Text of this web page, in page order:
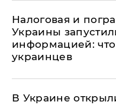
Налоговая и
Украины
информацией:
украинцев
В Украине